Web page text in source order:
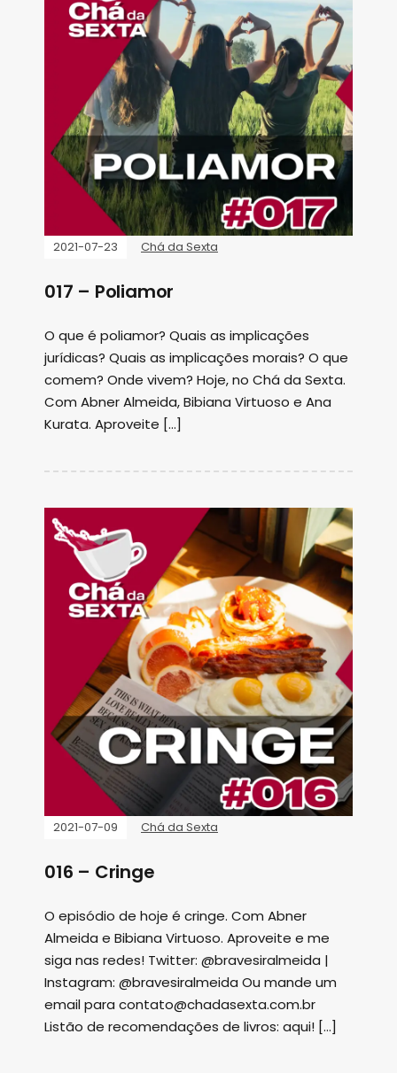
2021-07-23 Chá da Sexta
017 – Poliamor
O que é poliamor? Quais as implicações
jurídicas? Quais as implicações morais? O que
comem? Onde vivem? Hoje, no Chá da Sexta.
Com Abner Almeida, Bibiana Virtuoso e Ana
Kurata. Aproveite […]
2021-07-09 Chá da Sexta
016 – Cringe
O episódio de hoje é cringe. Com Abner
Almeida e Bibiana Virtuoso. Aproveite e me
siga nas redes! Twitter: @bravesiralmeida |
Instagram: @bravesiralmeida Ou mande um
email para contato@chadasexta.com.br
Listão de recomendações de livros: aqui! […]